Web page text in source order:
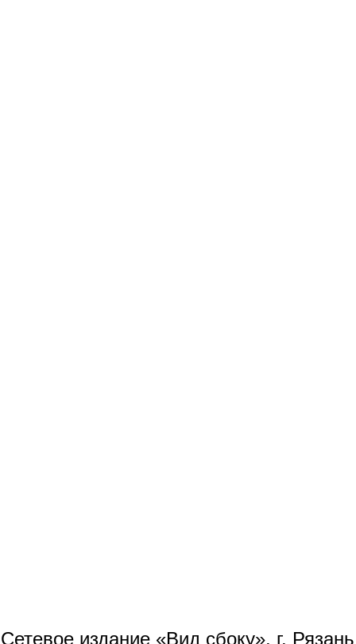
Сетевое издание «Вид сбоку», г.